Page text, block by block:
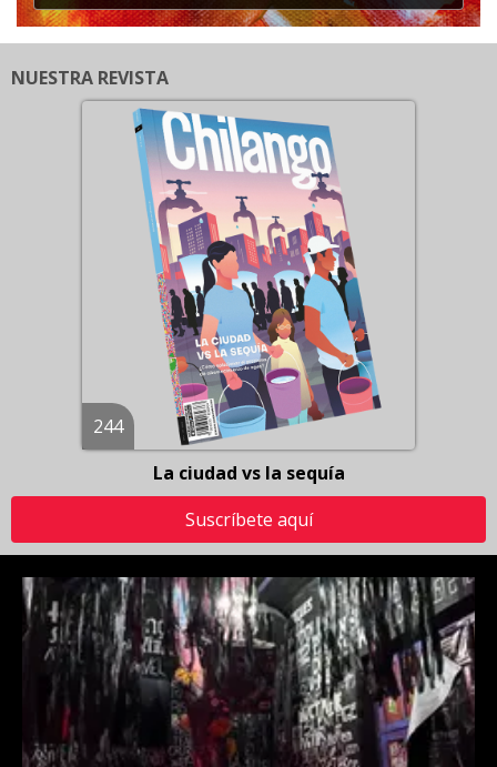
NUESTRA REVISTA
244
La ciudad vs la sequía
Suscríbete aquí